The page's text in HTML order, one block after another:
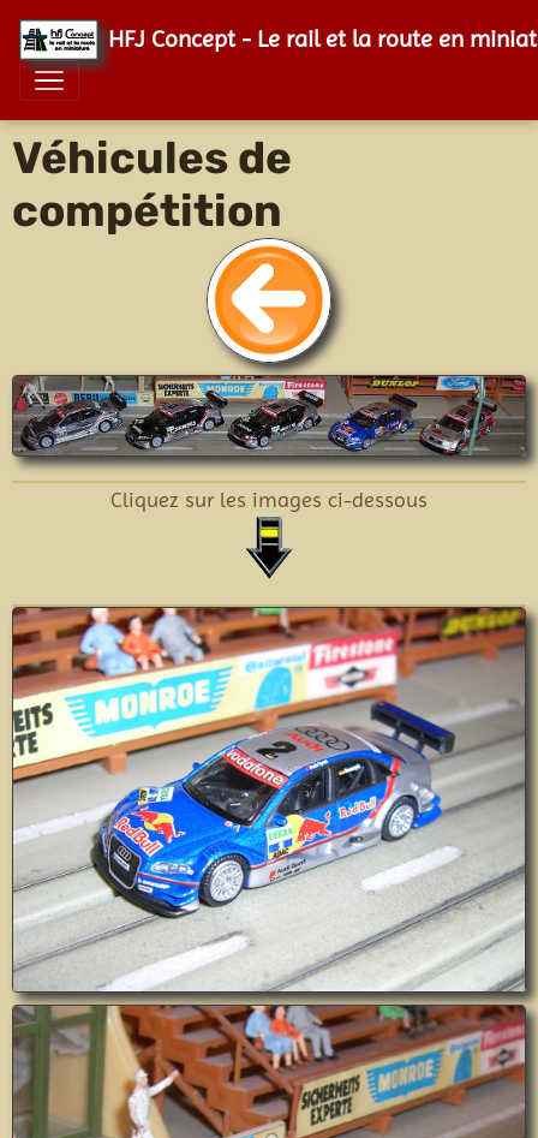
HFJ Concept - Le rail et la route en
Véhicules de
compétition
Cliquez sur les images ci-dessous